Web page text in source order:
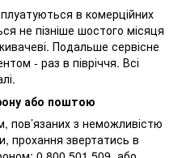
в комерційних
не пізніше шостого місяця
Подальше сервісне
- раз в півріччя. Всі
або поштою
пов’язаних з неможливістю
прохання звертатись в